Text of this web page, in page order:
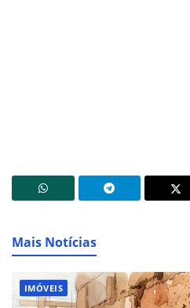
Mais Notícias
IMÓVEIS